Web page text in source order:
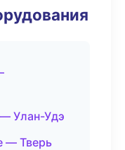
Улан-Удэ
— Тверь